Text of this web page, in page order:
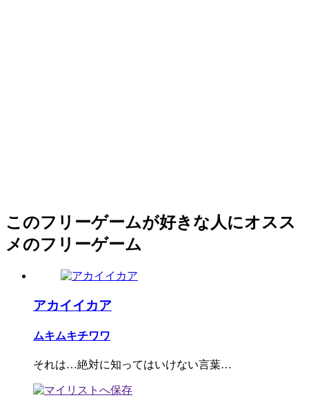
このフリーゲームが好きな人にオスス
メのフリーゲーム
アカイイカア
ムキムキチワワ
それは…絶対に知ってはいけない言葉…